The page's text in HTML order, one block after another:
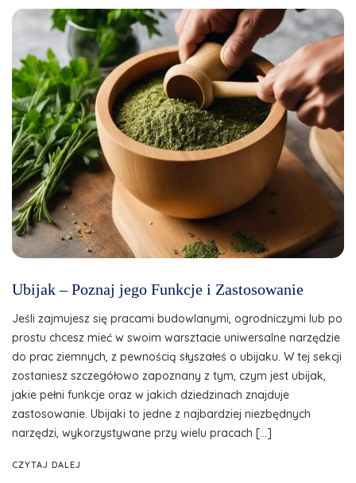
Ubijak – Poznaj jego Funkcje i Zastosowanie
Jeśli zajmujesz się pracami budowlanymi, ogrodniczymi lub po
prostu chcesz mieć w swoim warsztacie uniwersalne narzędzie
do prac ziemnych, z pewnością słyszałeś o ubijaku. W tej sekcji
zostaniesz szczegółowo zapoznany z tym, czym jest ubijak,
jakie pełni funkcje oraz w jakich dziedzinach znajduje
zastosowanie. Ubijaki to jedne z najbardziej niezbędnych
narzędzi, wykorzystywane przy wielu pracach […]
CZYTAJ DALEJ